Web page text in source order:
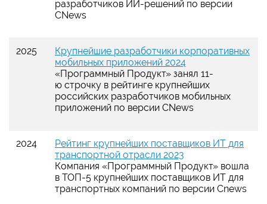
разработчиков ИИ-решений по версии
CNews
2025
Крупнейшие разработчики корпоративных
мобильных приложений 2024
«Программный Продукт» занял 11-
ю строчку в рейтинге крупнейших
российских разработчиков мобильных
приложений по версии CNews
2024
Рейтинг крупнейших поставщиков ИТ для
транспортной отрасли 2023
Компания «Программный Продукт» вошла
в ТОП-5 крупнейших поставщиков ИТ для
транспортных компаний по версии Cnews